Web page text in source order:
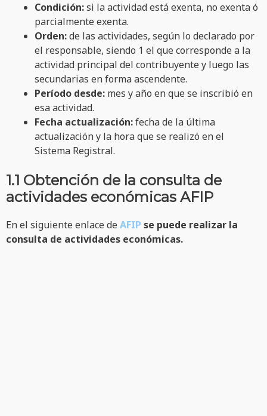
Condición:si la actividad está exenta, no exenta ó
parcialmente exenta.
Orden:de las actividades, según lo declarado por
el responsable, siendo 1 el que corresponde a la
actividad principal del contribuyente y luego las
secundarias en forma ascendente.
Período desde: mes y año en que se inscribió en
esa actividad.
Fecha actualización:fecha de la última
actualización y la hora que se realizó en el
Sistema Registral.
1.1 Obtención de la consulta de
actividades económicas AFIP
En el siguiente enlace deAFIP se puede realizar la
consulta de actividades económicas.